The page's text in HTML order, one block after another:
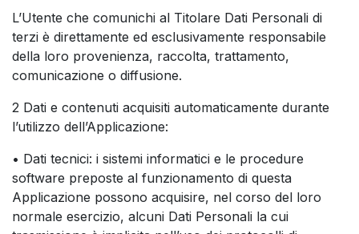
L’Utente che comunichi al Titolare Dati Personali di
terzi è direttamente ed esclusivamente responsabile
della loro provenienza, raccolta, trattamento,
comunicazione o diffusione.
2 Dati e contenuti acquisiti automaticamente durante
l’utilizzo dell’Applicazione:
• Dati tecnici: i sistemi informatici e le procedure
software preposte al funzionamento di questa
Applicazione possono acquisire, nel corso del loro
normale esercizio, alcuni Dati Personali la cui